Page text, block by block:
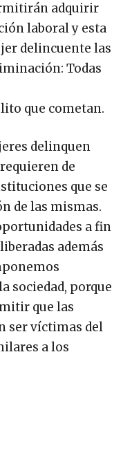
adquirir
laboral y esta
delincuente las
Todas
que cometan.
delinquen
de
que se
de las mismas.
a fin
además
sociedad, porque
que las
ser víctimas del
a los